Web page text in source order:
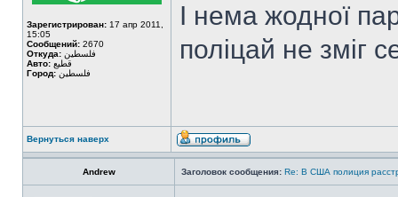
Зарегистрирован: 17 апр 2011,
15:05
Сообщений: 2670
Откуда: فلسطين
Авто: قطيع
Город: فلسطين
І нема жодної
поліцай не зміг
Вернуться наверх
Аndrew Заголовок сообщения: Re: В США полиция